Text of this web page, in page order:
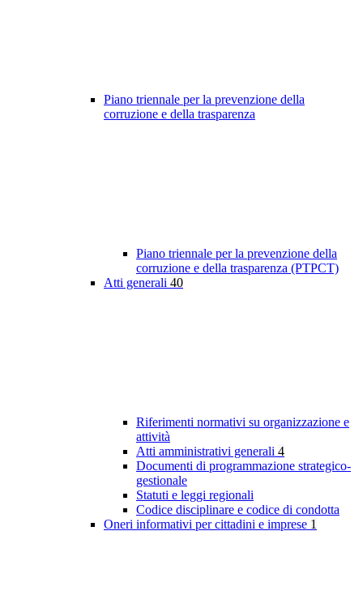
Piano triennale per la prevenzione della
corruzione e della trasparenza
Piano triennale per la prevenzione della
corruzione e della trasparenza (PTPCT)
Atti generali 40
Riferimenti normativi su organizzazione e
attività
Atti amministrativi generali 4
Documenti di programmazione strategico-
gestionale
Statuti e leggi regionali
Codice disciplinare e codice di condotta
Oneri informativi per cittadini e imprese 1